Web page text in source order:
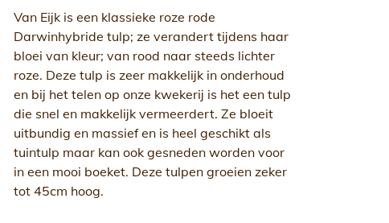
Van Eijk is een klassieke roze rode
Darwinhybride tulp; ze verandert tijdens haar
bloei van kleur; van rood naar steeds lichter
roze. Deze tulp is zeer makkelijk in onderhoud
en bij het telen op onze kwekerij is het een tulp
die snel en makkelijk vermeerdert. Ze bloeit
uitbundig en massief en is heel geschikt als
tuintulp maar kan ook gesneden worden voor
in een mooi boeket. Deze tulpen groeien zeker
tot 45cm hoog.